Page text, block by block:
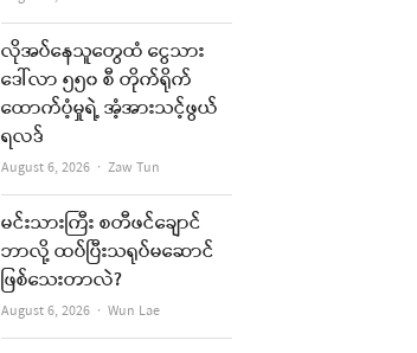
လိုအပ်နေသူတွေထံ ငွေသား
ဒေါ်လာ ၅၅၀ စီ တိုက်ရိုက်
ထောက်ပံ့မှုရဲ့ အံ့အားသင့်ဖွယ်
ရလဒ်
August 6, 2026 Author
Zaw Tun
မင်းသားကြီး စတီဖင်ချောင်
ဘာလို့ ထပ်ပြီးသရုပ်မဆောင်
ဖြစ်သေးတာလဲ?
August 6, 2026 Author
Wun Lae